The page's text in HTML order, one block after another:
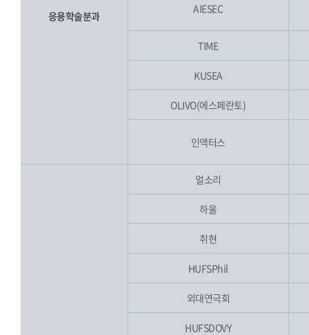
응용학술분과
AIESEC
TIME
KUSEA
OLIVO(에스페란토)
인액터스
얼소리
하울
취현
HUFSPhil
외대연극회
HUFSDOVY